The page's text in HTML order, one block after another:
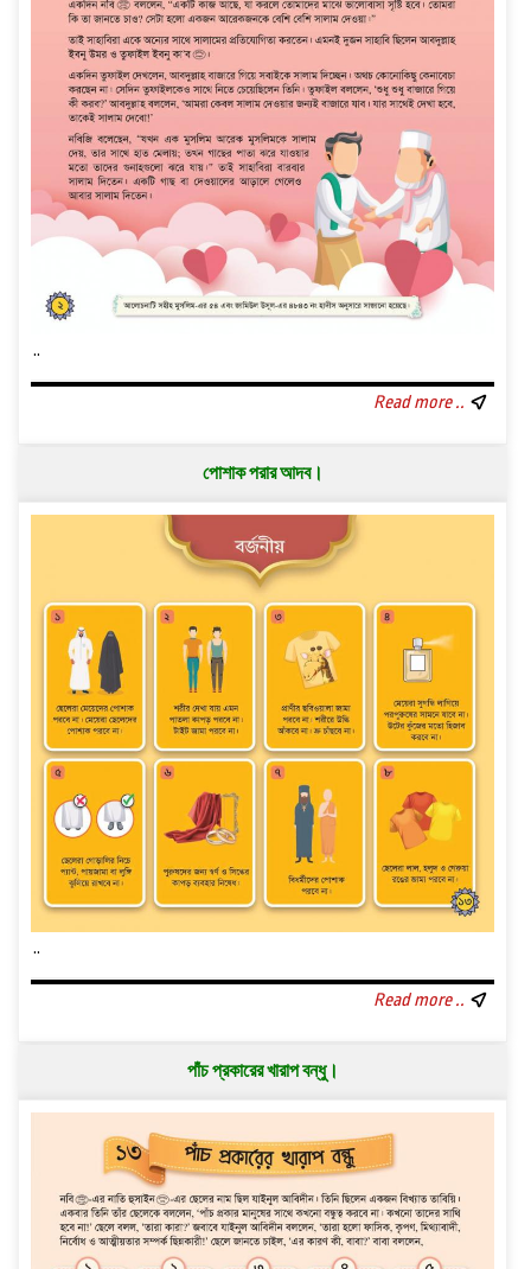
..
Read more ..
পোশাক পরার আদব।
..
Read more ..
পাঁচ প্রকারের খারাপ বন্ধু।